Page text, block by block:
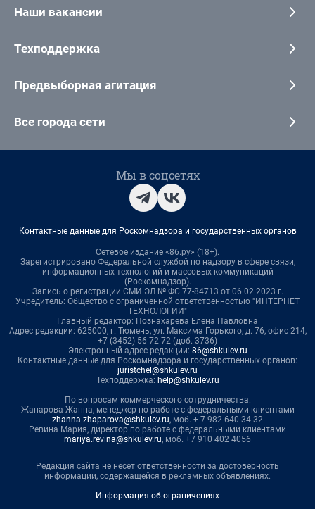
Наши вакансии
Техподдержка
Предвыборная агитация
Все города сети
Мы в соцсетях
Контактные данные для Роскомнадзора и государственных органов
Сетевое издание «86.ру» (18+).
Зарегистрировано Федеральной службой по надзору в сфере связи,
информационных технологий и массовых коммуникаций
(Роскомнадзор).
Запись о регистрации СМИ ЭЛ № ФС 77-84713 от 06.02.2023 г.
Учредитель: Общество с ограниченной ответственностью "ИНТЕРНЕТ
ТЕХНОЛОГИИ"
Главный редактор: Познахарева Елена Павловна
Адрес редакции: 625000, г. Тюмень, ул. Максима Горького, д. 76, офис 214,
+7 (3452) 56-72-72 (доб. 3736)
Электронный адрес редакции: 86@shkulev.ru
Контактные данные для Роскомнадзора и государственных органов:
juristchel@shkulev.ru
Техподдержка: help@shkulev.ru
По вопросам коммерческого сотрудничества:
Жапарова Жанна, менеджер по работе с федеральными клиентами
zhanna.zhaparova@shkulev.ru, моб. + 7 982 640 34 32
Ревина Мария, директор по работе с федеральными клиентами
mariya.revina@shkulev.ru, моб. +7 910 402 4056
Редакция сайта не несет ответственности за достоверность
информации, содержащейся в рекламных объявлениях.
Информация об ограничениях